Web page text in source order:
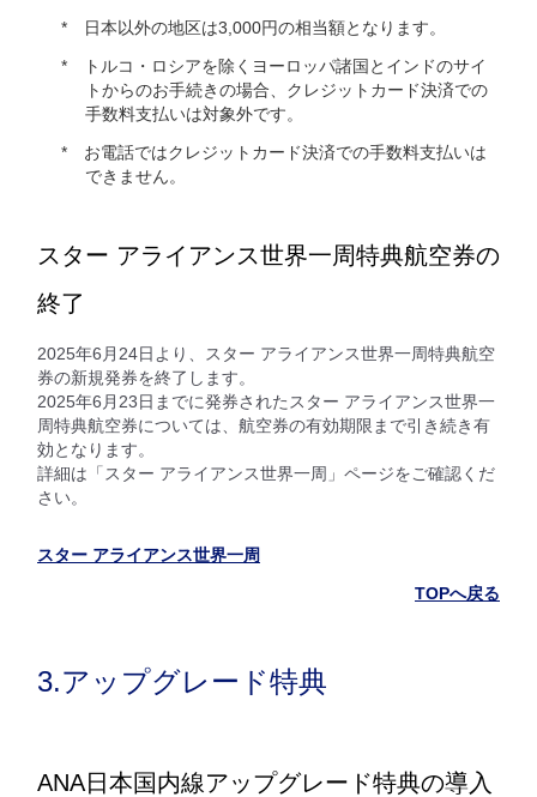
日本以外の地区は3,000円の相当額となります。
トルコ・ロシアを除くヨーロッパ諸国とインドのサイ
トからのお手続きの場合、クレジットカード決済での
手数料支払いは対象外です。
お電話ではクレジットカード決済での手数料支払いは
できません。
スター アライアンス世界一周特典航空券の
終了
2025年6月24日より、スター アライアンス世界一周特典航空
券の新規発券を終了します。
2025年6月23日までに発券されたスター アライアンス世界一
周特典航空券については、航空券の有効期限まで引き続き有
効となります。
詳細は「スター アライアンス世界一周」ページをご確認くだ
さい。
スター アライアンス世界一周
TOPへ戻る
3.アップグレード特典
ANA日本国内線アップグレード特典の導入